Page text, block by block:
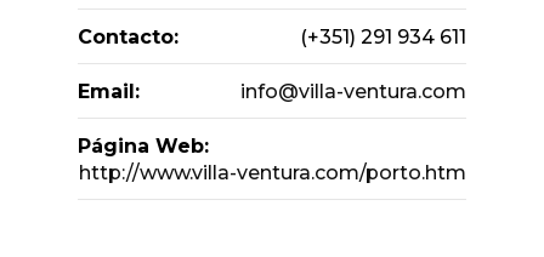
Contacto: (+351) 291 934 611
Email: info@villa-ventura.com
Página Web:
http://www.villa-ventura.com/porto.htm